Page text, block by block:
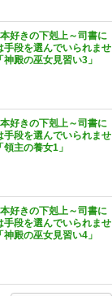
本好きの下剋上～司書に
手段を選んでいられませ
殿の巫女見習い3」
本好きの下剋上～司書に
手段を選んでいられませ
主の養女1」
本好きの下剋上～司書に
手段を選んでいられませ
殿の巫女見習い4」